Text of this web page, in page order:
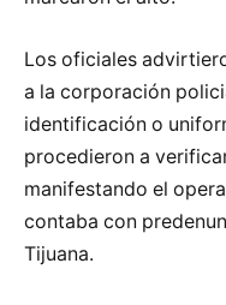
Los oficiales
a la corporación
identificación o
procedieron a
manifestando el
contaba con
Tijuana.